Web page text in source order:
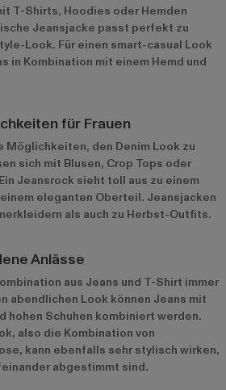
T-Shirts, Hoodies oder Hemden
Jeansjacke passt perfekt zu
Look. Für einen smart-casual Look
in Kombination mit einem Hemd und
für Frauen
Möglichkeiten, den Denim Look zu
sich mit Blusen, Crop Tops oder
Jeansrock sieht toll aus zu einem
eleganten Oberteil. Jeansjacken
als auch zu Herbst-Outfits.
Anlässe
aus Jeans und T-Shirt immer
abendlichen Look können Jeans mit
hohen Schuhen kombiniert werden.
also die Kombination von
kann ebenfalls sehr stylisch wirken,
abgestimmt sind.